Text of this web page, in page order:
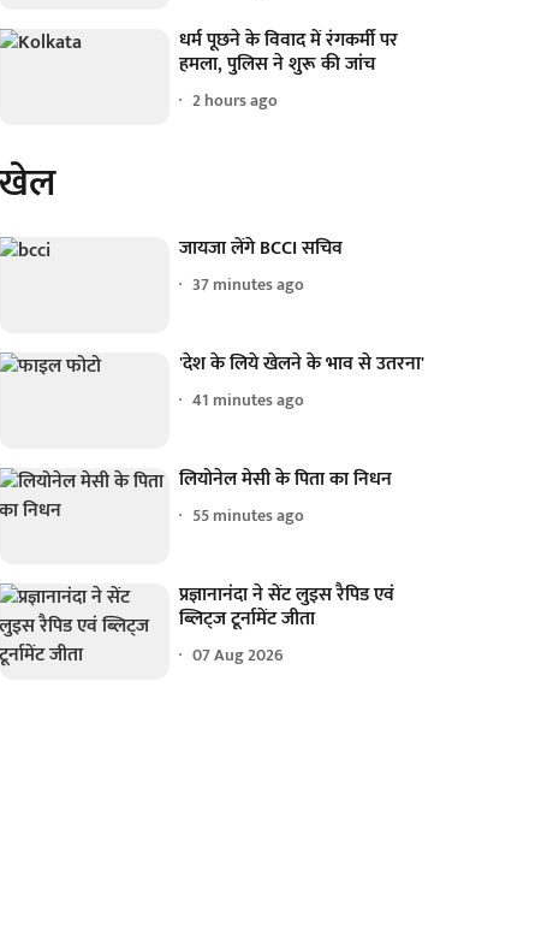
धर्म पूछने के विवाद में रंगकर्मी पर
हमला, पुलिस ने शुरू की जांच
2 hours ago
खेल
जायजा लेंगे BCCI सचिव
37 minutes ago
'देश के लिये खेलने के भाव से उतरना'
41 minutes ago
लियोनेल मेसी के पिता का निधन
55 minutes ago
प्रज्ञानानंदा ने सेंट लुइस रैपिड एवं
ब्लिट्ज टूर्नामेंट जीता
07 Aug 2026